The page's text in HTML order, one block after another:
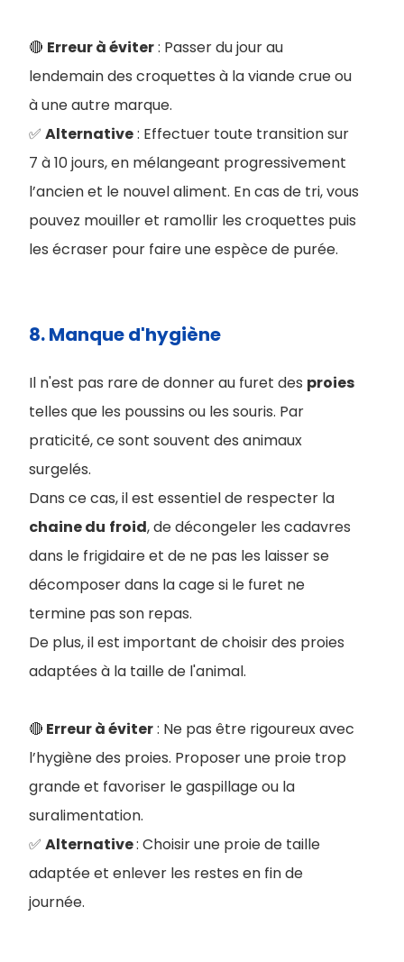
🔴 Erreur à éviter: Passer du jour au
lendemain des croquettes à la viande crue ou
à une autre marque.
✅ Alternative: Effectuer toute transition sur
7 à 10 jours, en mélangeant progressivement
l’ancien et le nouvel aliment. En cas de tri, vous
pouvez mouiller et ramollir les croquettes puis
les écraser pour faire une espèce de purée.
8. Manque d'hygiène
Il n'est pas rare de donner au furet des proies
telles que les poussins ou les souris. Par
praticité, ce sont souvent des animaux
surgelés.
Dans ce cas, il est essentiel de respecter la
chaine du froid, de décongeler les cadavres
dans le frigidaire et de ne pas les laisser se
décomposer dans la cage si le furet ne
termine pas son repas.
De plus, il est important de choisir des proies
adaptées à la taille de l'animal.
🔴 Erreur à éviter: Ne pas être rigoureux avec
l’hygiène des proies. Proposer une proie trop
grande et favoriser le gaspillage ou la
suralimentation.
✅ Alternative: Choisir une proie de taille
adaptée et enlever les restes en fin de
journée.